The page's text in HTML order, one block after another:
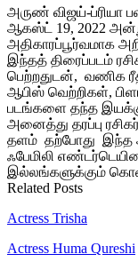
அருண் விஜய்-ப்ரியா
ஆகஸ்ட் 19, 2022
அதிகாரப்பூர்வமாக
இந்தத் திரைப்படம்
பெற்றதுடன், வணிக
ஆபிஸ் வெற்றிகள்,
படங்களை தந்த
அனைத்து தரப்பு
தளம் தற்போது இந்த
ஃபேமிலி
இல்லங்களுக்கும்
Related Posts
Actress Trisha
Actress Huma Qureshi